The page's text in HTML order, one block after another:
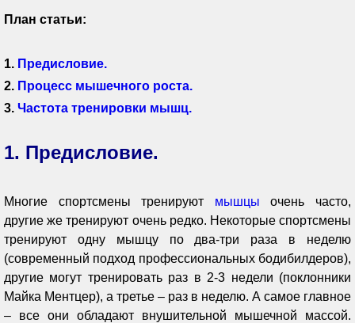
План статьи:
1. Предисловие.
2. Процесс мышечного роста.
3. Частота тренировки мышц.
1. Предисловие.
Многие спортсмены тренируют мышцы очень часто,
другие же тренируют очень редко. Некоторые спортсмены
тренируют одну мышцу по два-три раза в неделю
(современный подход профессиональных бодибилдеров),
другие могут тренировать раз в 2-3 недели (поклонники
Майка Ментцер), а третье – раз в неделю. А самое главное
– все они обладают внушительной мышечной массой.